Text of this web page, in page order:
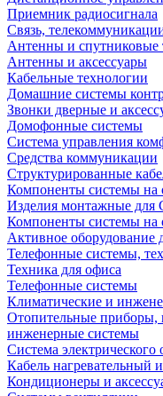
Приемник радиосигнала
Связь,
Антенны и спутниковые
Антенны и аксессуары
Кабельные технологии
Домашние системы
Звонки дверные и
Домофонные системы
Система управления
Средства коммуникации
Структурированные
Компоненты системы на
Изделия монтажные для
Компоненты системы на
Активное оборудование
Телефонные системы,
Техника для офиса
Телефонные системы
Климатические и
Отопительные приборы,
инженерные системы
Система электрического
Кабель нагревательный
Кондиционеры и